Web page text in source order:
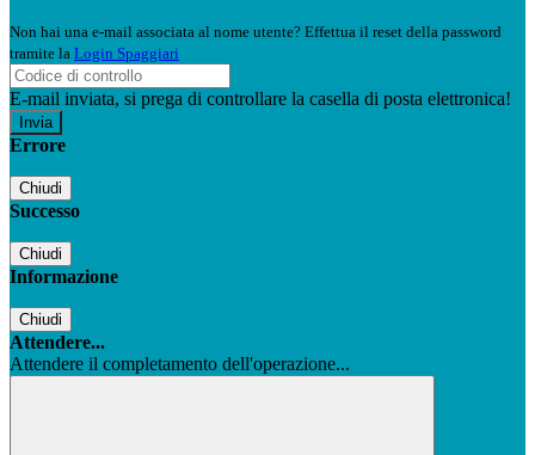
Non hai una e-mail associata al nome utente? Effettua il reset della password
tramite la Login Spaggiari
E-mail inviata, si prega di controllare la casella di posta elettronica!
Errore
Chiudi
Successo
Chiudi
Informazione
Chiudi
Attendere...
Attendere il completamento dell'operazione...